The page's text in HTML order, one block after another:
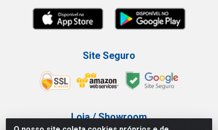
Site Seguro
Loja / Showroom